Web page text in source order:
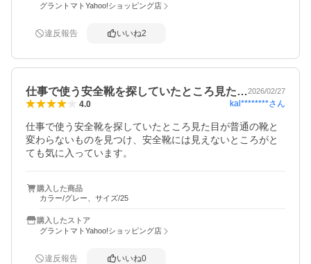
グラントマトYahoo!ショッピング店
違反報告 いいね2
仕事で使う安全靴を探していたところ見た…2026/02/27
4.0 kal********さん
仕事で使う安全靴を探していたところ見た目が普通の靴と
変わらないものを見つけ、安全靴には見えないところがと
ても気に入っています。
購入した商品
カラー/グレー、サイズ/25
購入したストア
グラントマトYahoo!ショッピング店
違反報告 いいね0